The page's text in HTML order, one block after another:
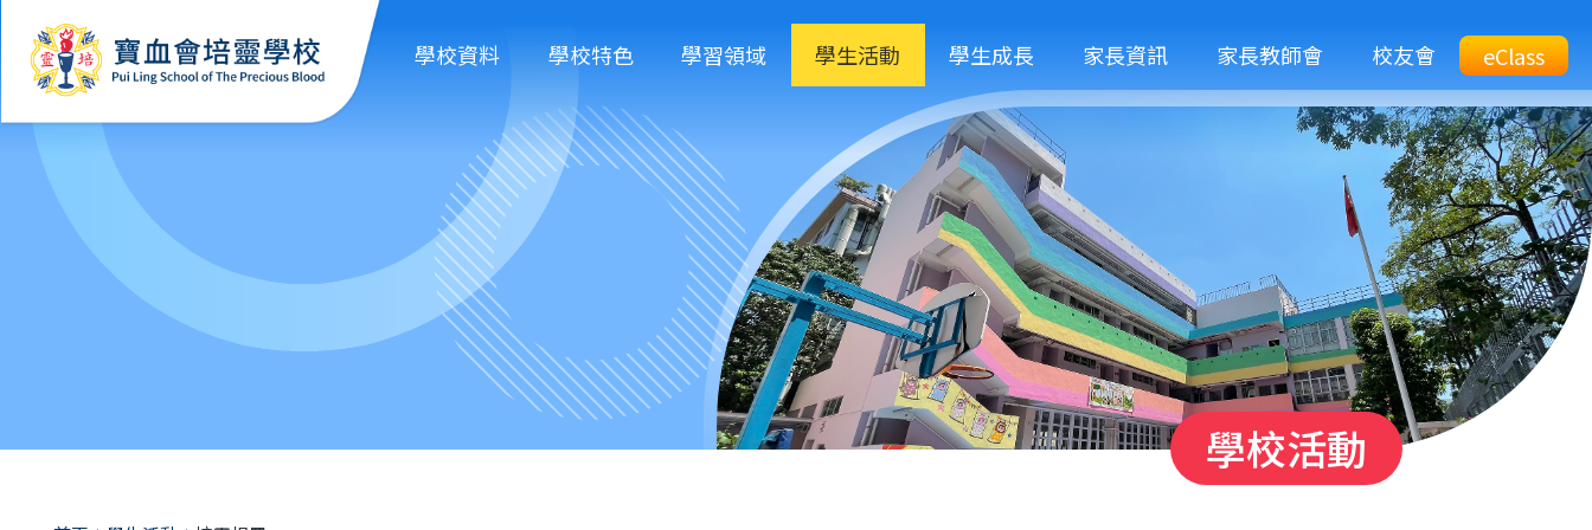
移至主內容
學校資料 學校特色 學習領域 學生活動 學生成長 家長資訊 家長教師會 校友會
Top
eClass
Btn
eClass
學校活動